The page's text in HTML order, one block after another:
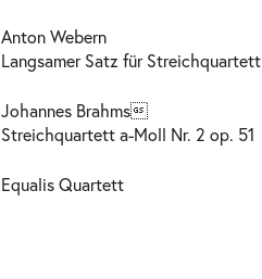
Anton Webern
Langsamer Satz für Streichquartett
Johannes Brahms
Streichquartett a-Moll Nr. 2 op. 51
Equalis Quartett